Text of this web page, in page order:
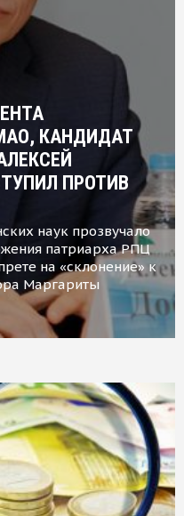
КАНДИДАТ
ПРОТИВ
наук прозвучало
патриарха РПЦ
на «склонение» к
Маргариты